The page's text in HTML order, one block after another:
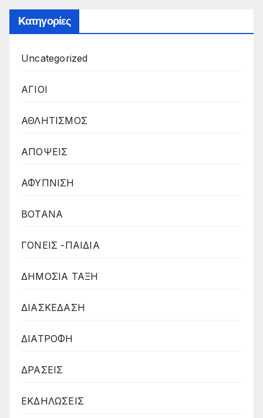
Kατηγορίες
Uncategorized
ΑΓΙΟΙ
ΑΘΛΗΤΙΣΜΟΣ
ΑΠΟΨΕΙΣ
ΑΦΥΠΝΙΣΗ
ΒΟΤΑΝΑ
ΓΟΝΕΙΣ -ΠΑΙΔΙΑ
ΔΗΜΟΣΙΑ ΤΑΞΗ
ΔΙΑΣΚΕΔΑΣΗ
ΔΙΑΤΡΟΦΗ
ΔΡΑΣΕΙΣ
ΕΚΔΗΛΩΣΕΙΣ